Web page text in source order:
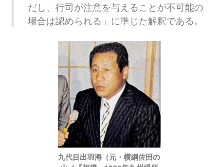
だし、行司が注意を与えることが不可能の
場合は認められる」に準じた解釈である。
九代目出羽海（元・横綱佐田の